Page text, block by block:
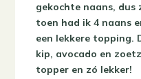
gekochte naans, dus
toen had ik 4 naans
een lekkere topping.
kip, avocado en
topper en zó lekker!